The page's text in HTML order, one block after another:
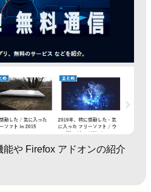
や Firefox アドオンの紹介